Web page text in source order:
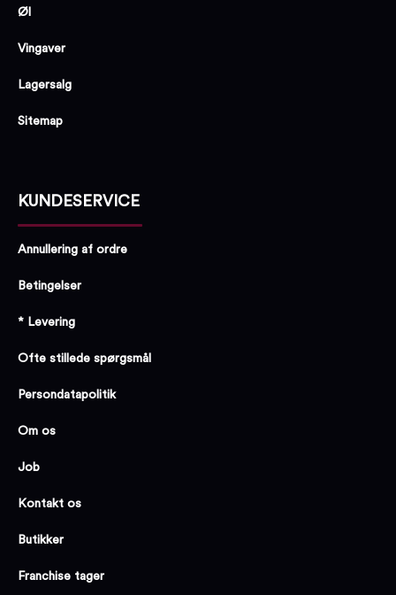
Øl
Vingaver
Lagersalg
Sitemap
KUNDESERVICE
Annullering af ordre
Betingelser
* Levering
Ofte stillede spørgsmål
Persondatapolitik
Om os
Job
Kontakt os
Butikker
Franchise tager